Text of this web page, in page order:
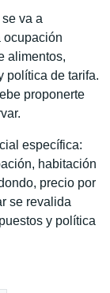
va a
ocupación
alimentos,
política de tarifa.
proponerte
específica:
habitación
precio por
se revalida
y política